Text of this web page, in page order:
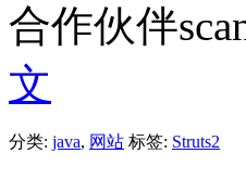
合作伙伴
文
分类: java, 网站 标签: Struts2